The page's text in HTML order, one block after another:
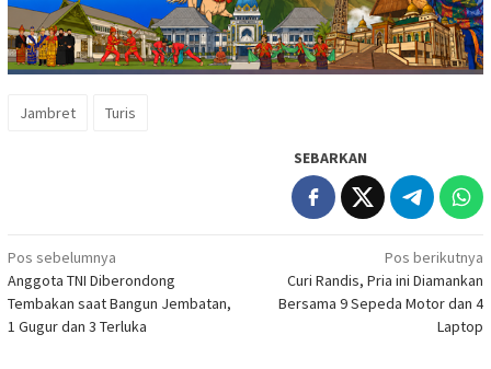
Jambret Turis
SEBARKAN
Navigasi
pos
Pos sebelumnya
Anggota TNI Diberondong
Tembakan saat Bangun Jembatan,
1 Gugur dan 3 Terluka
Pos berikutnya
Curi Randis, Pria ini Diamankan
Bersama 9 Sepeda Motor dan 4
Laptop